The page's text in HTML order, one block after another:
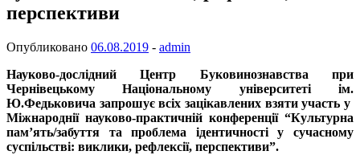
перспективи
Опубликовано 06.08.2019 - admin
Науково-дослідний Центр Буковинознавства при
Чернівецькому Національному університеті ім.
Ю.Федьковича запрошує всіх зацікавлених взяти участь у
Міжнароднії науково-практичній конференції “Культурна
пам’ять/забуття та проблема ідентичності у сучасному
суспільстві: виклики, рефлексії, перспективи”.